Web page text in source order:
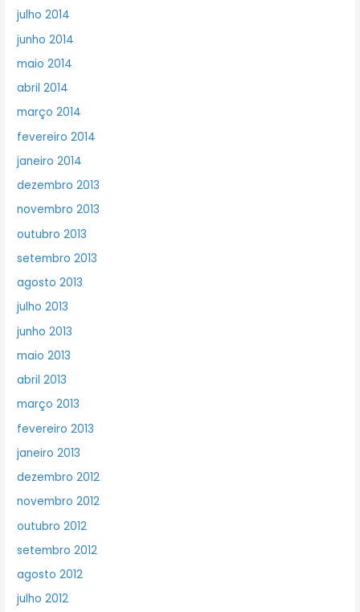
julho 2014
junho 2014
maio 2014
abril 2014
março 2014
fevereiro 2014
janeiro 2014
dezembro 2013
novembro 2013
outubro 2013
setembro 2013
agosto 2013
julho 2013
junho 2013
maio 2013
abril 2013
março 2013
fevereiro 2013
janeiro 2013
dezembro 2012
novembro 2012
outubro 2012
setembro 2012
agosto 2012
julho 2012